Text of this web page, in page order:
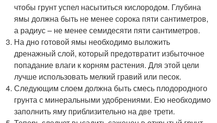
чтобы грунт успел насытиться кислородом. Глубина
ямы должна быть не менее сорока пяти сантиметров,
а радиус – не менее семидесяти пяти сантиметров.
На дно готовой ямы необходимо выложить
дренажный слой, который предотвратит избыточное
попадание влаги к корням растения. Для этой цели
лучше использовать мелкий гравий или песок.
Следующим слоем должна быть смесь плодородного
грунта с минеральными удобрениями. Ею необходимо
заполнить яму приблизительно на две трети.